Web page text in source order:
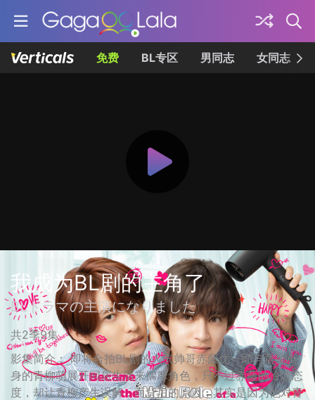
免费 BL专区 男同志 女同志
我成为BL剧的主角了
BLドラマの主演になりました
共2季9集
影集简介： 即将合拍BL剧的人气帅哥赤藤优一郎与童星出
身的青柳萌展开同居生活来揣摩角色，只不过赤藤的冷淡态
度，却让青柳产生误解，而背后的原因，其实是因为他对青